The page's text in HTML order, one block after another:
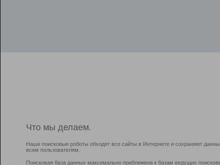
Что мы делаем.
Наши поисковые роботы обходят все сайты в Интернете и сохраняют
всем пользователям.
Поисковая база данных максимально приближена к базам ведущих